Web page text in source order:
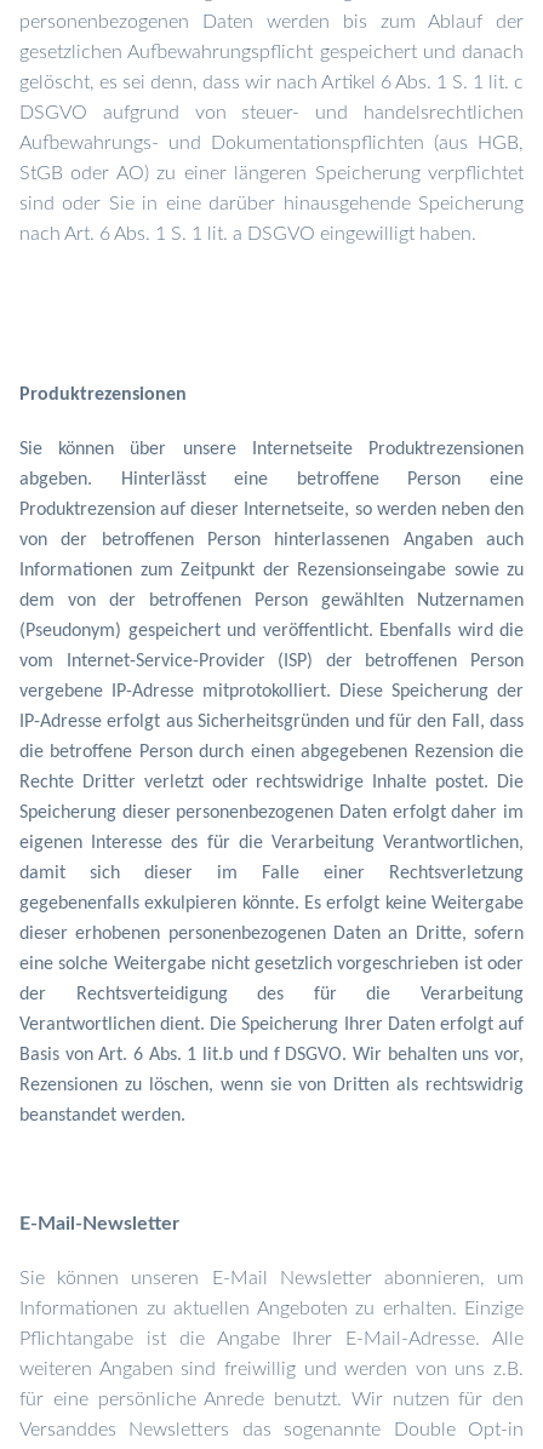
personenbezogenen Daten werden bis zum Ablauf der
gesetzlichen Aufbewahrungspflicht gespeichert und danach
gelöscht, es sei denn, dass wir nach Artikel 6 Abs. 1 S. 1 lit. c
DSGVO aufgrund von steuer- und handelsrechtlichen
Aufbewahrungs- und Dokumentationspflichten (aus HGB,
StGB oder AO) zu einer längeren Speicherung verpflichtet
sind oder Sie in eine darüber hinausgehende Speicherung
nach Art. 6 Abs. 1 S. 1 lit. a DSGVO eingewilligt haben.
Produktrezensionen
Sie können über unsere Internetseite Produktrezensionen
abgeben. Hinterlässt eine betroffene Person eine
Produktrezension auf dieser Internetseite, so werden neben den
von der betroffenen Person hinterlassenen Angaben auch
Informationen zum Zeitpunkt der Rezensionseingabe sowie zu
dem von der betroffenen Person gewählten Nutzernamen
(Pseudonym) gespeichert und veröffentlicht. Ebenfalls wird die
vom Internet-Service-Provider (ISP) der betroffenen Person
vergebene IP-Adresse mitprotokolliert. Diese Speicherung der
IP-Adresse erfolgt aus Sicherheitsgründen und für den Fall, dass
die betroffene Person durch einen abgegebenen Rezension die
Rechte Dritter verletzt oder rechtswidrige Inhalte postet. Die
Speicherung dieser personenbezogenen Daten erfolgt daher im
eigenen Interesse des für die Verarbeitung Verantwortlichen,
damit sich dieser im Falle einer Rechtsverletzung
gegebenenfalls exkulpieren könnte. Es erfolgt keine Weitergabe
dieser erhobenen personenbezogenen Daten an Dritte, sofern
eine solche Weitergabe nicht gesetzlich vorgeschrieben ist oder
der Rechtsverteidigung des für die Verarbeitung
Verantwortlichen dient. Die Speicherung Ihrer Daten erfolgt auf
Basis von Art. 6 Abs. 1 lit.b und f DSGVO. Wir behalten uns vor,
Rezensionen zu löschen, wenn sie von Dritten als rechtswidrig
beanstandet werden.
E-Mail-Newsletter
Sie können unseren E-Mail Newsletter abonnieren, um
Informationen zu aktuellen Angeboten zu erhalten. Einzige
Pflichtangabe ist die Angabe Ihrer E-Mail-Adresse. Alle
weiteren Angaben sind freiwillig und werden von uns z.B.
für eine persönliche Anrede benutzt. Wir nutzen für den
Versanddes Newsletters das sogenannte
Double Opt-in